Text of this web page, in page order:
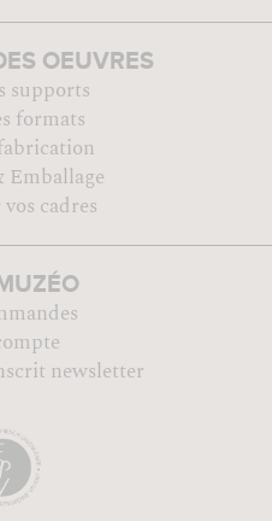
OEUVRES
supports
formats
Emballage
cadres
MUZÉO
newsletter